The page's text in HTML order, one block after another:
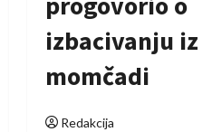
izbacivanju iz
momčadi
Redakcija